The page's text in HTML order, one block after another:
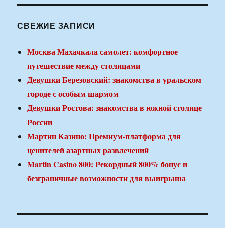
СВЕЖИЕ ЗАПИСИ
Москва Махачкала самолет: комфортное
путешествие между столицами
Девушки Березовский: знакомства в уральском
городе с особым шармом
Девушки Ростова: знакомства в южной столице
России
Мартин Казино: Премиум-платформа для
ценителей азартных развлечений
Martin Casino 800: Рекордный 800% бонус и
безграничные возможности для выигрыша